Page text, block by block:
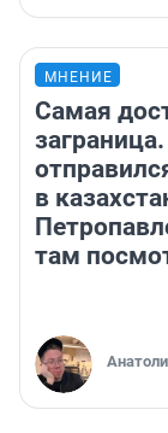
МНЕНИЕ
Самая
в
там